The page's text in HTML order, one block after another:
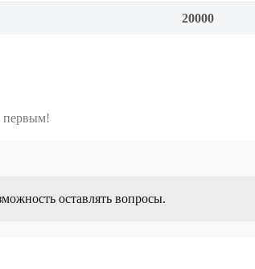
20000
первым!
оставлять вопросы.